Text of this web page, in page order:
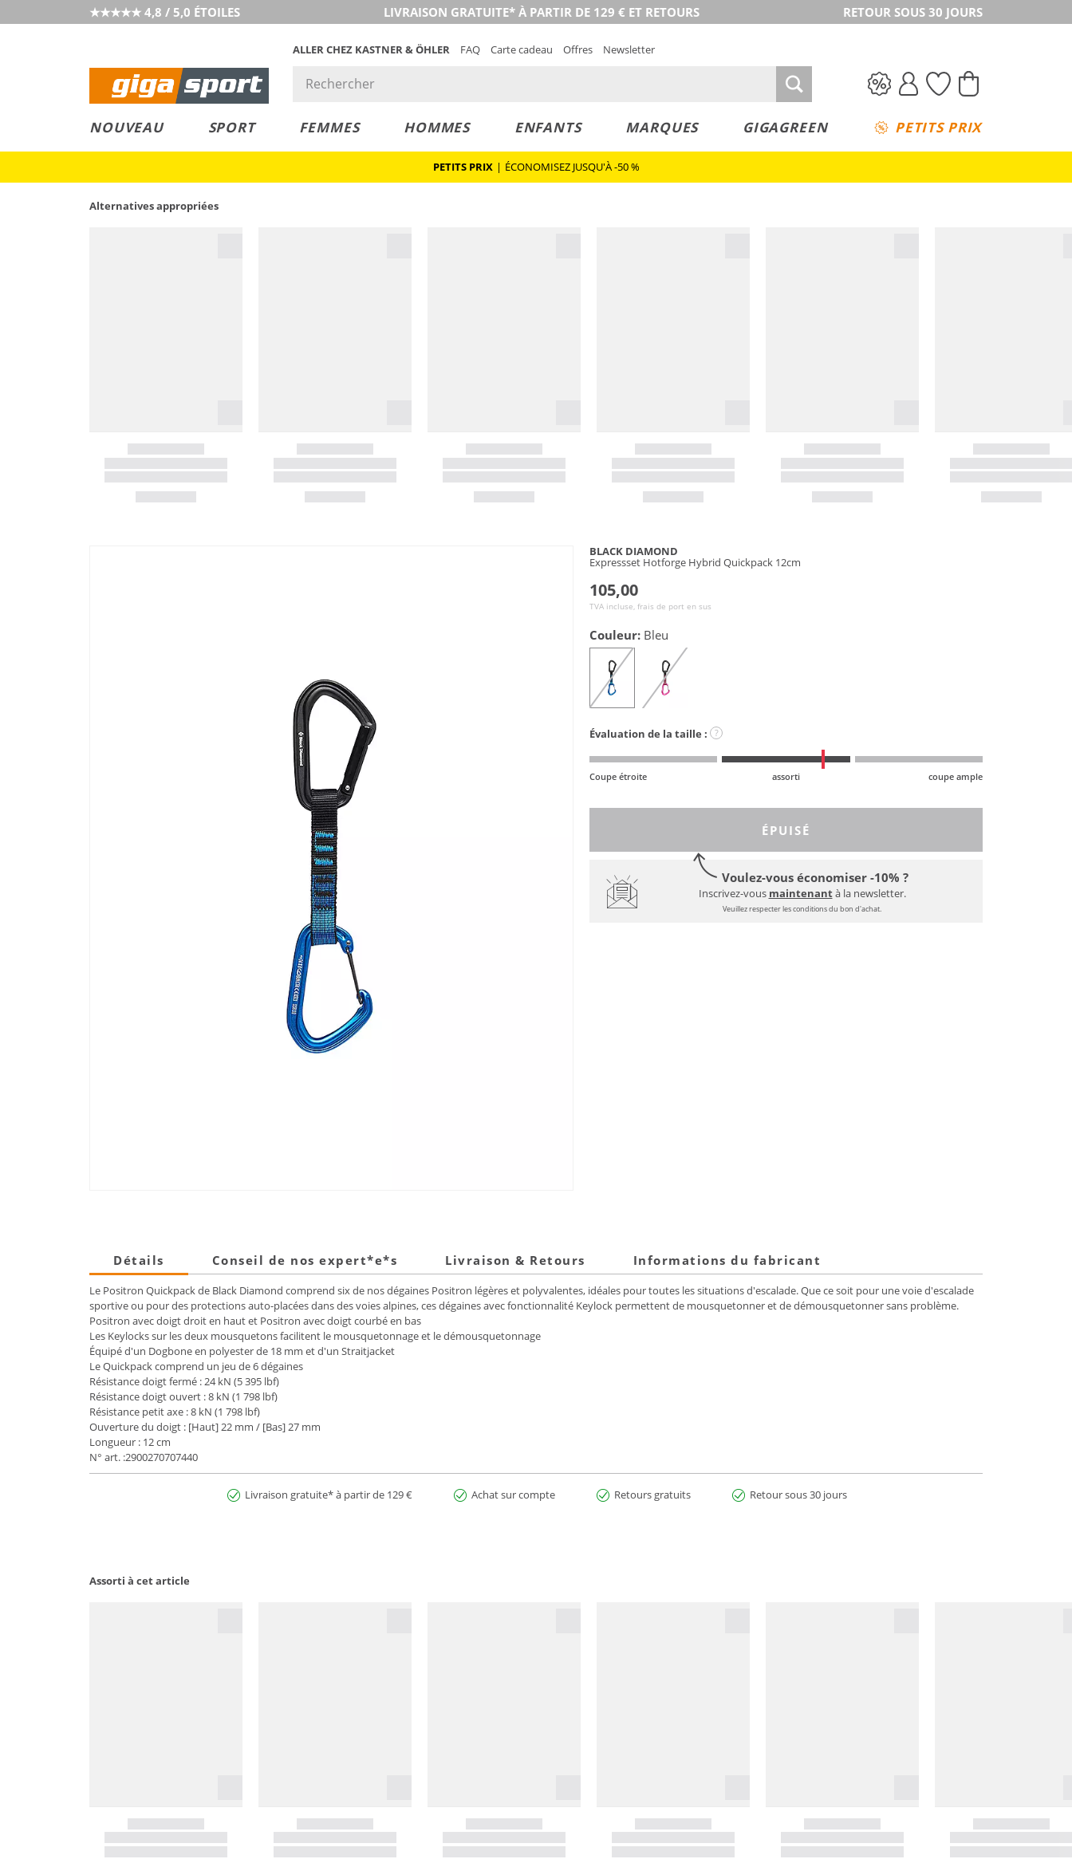
★★★★★ 4,8 / 5,0 ÉTOILES LIVRAISON GRATUITE* À PARTIR DE 129 € ET RETOURS RETOUR SOUS 30 JOURS
ALLER CHEZ KASTNER & ÖHLER FAQ Carte cadeau Offres Newsletter
NOUVEAU SPORT FEMMES HOMMES ENFANTS MARQUES GIGAGREEN PETITS PRIX
PETITS PRIX | ÉCONOMISEZ JUSQU'À -50 %
Alternatives appropriées
BLACK DIAMOND
Expressset Hotforge Hybrid Quickpack 12cm
105,00
TVA incluse, frais de port en sus
Couleur: Bleu
Évaluation de la taille : ?
Coupe étroite assorti coupe ample
ÉPUISÉ
Voulez-vous économiser -10% ?
Inscrivez-vous maintenantà la newsletter.
Veuillez respecter les conditions du bon d'achat.
Détails Conseil de nos expert*e*s Livraison & Retours Informations du fabricant
Le Positron Quickpack de Black Diamond comprend six de nos dégaines Positron légères et polyvalentes, idéales pour toutes les situations d'escalade. Que ce soit pour une voie d'escalade
sportive ou pour des protections auto-placées dans des voies alpines, ces dégaines avec fonctionnalité Keylock permettent de mousquetonner et de démousquetonner sans problème.
Positron avec doigt droit en haut et Positron avec doigt courbé en bas
Les Keylocks sur les deux mousquetons facilitent le mousquetonnage et le démousquetonnage
Équipé d'un Dogbone en polyester de 18 mm et d'un Straitjacket
Le Quickpack comprend un jeu de 6 dégaines
Résistance doigt fermé : 24 kN (5 395 lbf)
Résistance doigt ouvert : 8 kN (1 798 lbf)
Résistance petit axe : 8 kN (1 798 lbf)
Ouverture du doigt : [Haut] 22 mm / [Bas] 27 mm
Longueur : 12 cm
N° art. :2900270707440
Livraison gratuite* à partir de 129 € Achat sur compte Retours gratuits Retour sous 30 jours
Assorti à cet article